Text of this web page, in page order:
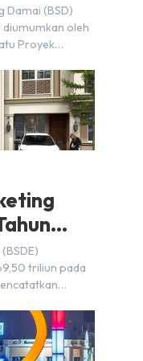
Damai (BSD)
diumumkan oleh
Proyek
Perekonomian,
(ratas)
pada hari Senin,
triliun pada
Rp8,80 triliun.
menghadapi
dapat